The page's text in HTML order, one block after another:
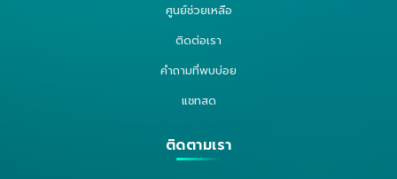
ศูนย์ช่วยเหลือ
ติดต่อเรา
คำถามที่พบบ่อย
แชทสด
ติดตามเรา